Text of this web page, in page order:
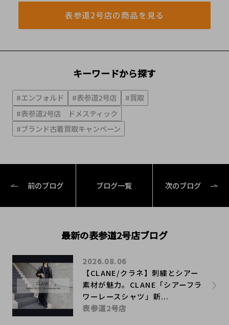
表参道2号店の商品を見る
キーワードから探す
#エンフォルド #表参道2号店
#買取
#表参道2号店 ドメスティック
#ブランド古着買取キャンペーン
前のブログ ブログ一覧 次のブログ
最新の表参道2号店ブログ
【CLANE/クラネ】刺繍とシアー
素材が魅力。CLANE「シアーフラ
ワーレースシャツ」新...
2026.08.06
表参道2号店